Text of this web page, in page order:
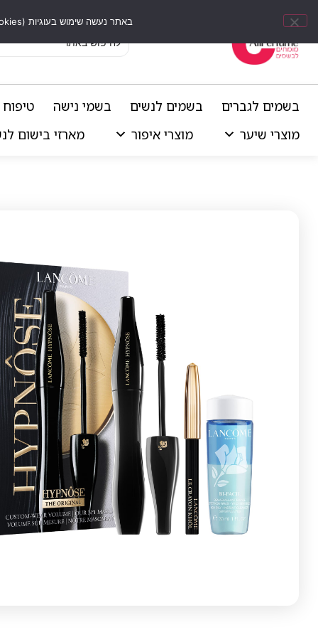
בשמים לגברים בשמים לנשים בשמי נישה
מוצרי שיער
מוצרי איפור מארזי בישום
באתר נעשה שימוש בעוגיות (Cookies) וכלים דומים לשיפור חוויית הגלישה, התאמת תוכן אישי וביצוע ניתוחים סטטיסטיים.